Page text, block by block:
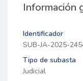
Información
Identificador
SUB-JA-2025-
Tipo de subasta
Judicial